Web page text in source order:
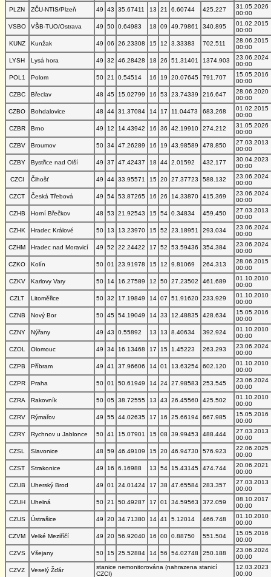
PLZN
ZČU-NTIS/Plzeň 49 43 35.67411 13 21 6.60744 425.227
31.05.2026
00:00
VSBO
VŠB-TUO/Ostrava 49 50 0.64983 18 09 49.79861 340.895
01.02.2015
00:00
KUNZ
Kunžak 49 06 26.23308 15 12 3.33383 702.511
28.06.2015
00:00
LYSH
Lysá hora 49 32 46.28428 18 26 51.31401 1374.903
23.06.2024
00:00
POL1
Polom 50 21 0.54514 16 19 20.07645 791.707
15.05.2016
00:00
CZBC
Břeclav 48 45 15.02799 16 53 23.74339 216.647
28.06.2020
00:00
CZBO
Bohdalovice 48 44 31.37084 14 17 11.04473 683.268
01.02.2015
00:00
CZBR
Brno 49 12 14.43942 16 36 42.19910 274.212
31.05.2026
00:00
CZBV
Broumov 50 34 47.26289 16 19 43.98589 478.850
27.03.2013
00:00
CZBY
Bystřice nad Olší 49 37 47.42437 18 44 2.01592 432.177
30.04.2023
00:00
CZCI
Čihošť 49 44 33.95571 15 20 27.37723 588.132
23.06.2024
00:00
CZCT
Česká Třebová 49 54 53.87265 16 26 14.33870 415.369
23.06.2024
00:00
CZHB
Horní Břečkov 48 53 21.92543 15 54 0.34834 459.450
27.03.2013
00:00
CZHK
Hradec Králové 50 13 13.23970 15 52 23.18951 293.034
23.06.2024
00:00
CZHM
Hradec nad Moravicí 49 52 22.24422 17 52 53.59436 354.384
23.06.2024
00:00
CZKO
Kolín 50 01 23.91978 15 12 9.81069 264.313
28.06.2015
00:00
CZKV
Karlovy Vary 50 14 16.27589 12 50 27.23502 461.689
01.10.2010
00:00
CZLT
Litoměřice 50 32 17.19849 14 07 51.91620 233.929
01.10.2010
00:00
CZNB
Nový Bor 50 45 54.19049 14 33 12.48835 428.634
15.05.2016
00:00
CZNY
Nýřany 49 43 0.55892 13 13 8.40634 392.924
01.10.2010
00:00
CZOL
Olomouc 49 34 16.13468 17 15 1.45223 263.293
23.06.2024
00:00
CZPB
Příbram 49 41 37.96606 14 01 13.63254 602.120
01.10.2010
00:00
CZPR
Praha 50 01 50.61949 14 24 27.98583 253.545
23.06.2024
00:00
CZRA
Rakovník 50 05 38.72555 13 43 26.45560 425.502
01.10.2010
00:00
CZRV
Rýmařov 49 55 44.02635 17 16 25.66194 667.985
15.05.2016
00:00
CZRY
Rychnov u Jablonce 50 41 15.07901 15 08 39.99453 488.444
27.03.2013
00:00
CZSL
Slavonice 48 59 46.49109 15 20 46.94730 576.923
22.06.2025
00:00
CZST
Strakonice 49 16 6.16988 13 54 15.43145 474.744
20.06.2021
00:00
CZUB
Uherský Brod 49 01 24.01424 17 38 47.65584 283.357
27.03.2013
00:00
CZUH
Uhelná 50 21 50.49287 17 01 34.59563 372.059
08.10.2017
00:00
CZUS
Ústrašice 49 20 34.71380 14 41 5.12014 466.748
01.10.2010
00:00
CZVM
Velké Meziříčí 49 20 56.92040 16 00 0.88750 551.504
15.05.2016
00:00
CZVS
Všejany 50 15 25.52884 14 56 54.02748 250.188
23.06.2024
00:00
CZVZ
Veselý Žďár
stanice nemonitorována (nahrazena stanicí
CZCI)
12.03.2023
00:00